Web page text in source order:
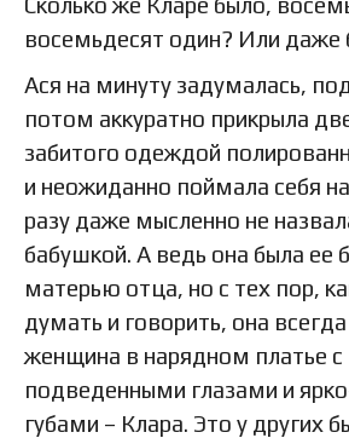
восемьдесят один? Или даже
Ася на минуту задумалась,
потом аккуратно прикрыла
забитого одеждой
и неожиданно поймала себя
разу даже мысленно не
бабушкой. А ведь она была ее
матерью отца, но с тех пор,
думать и говорить, она
женщина в нарядном платье с
подведенными глазами и
губами – Клара. Это у других